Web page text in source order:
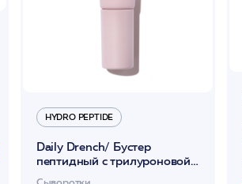
HYDRO PEPTIDE
Daily Drench/ Бустер
пептидный с трилуроновой
Сыворотки